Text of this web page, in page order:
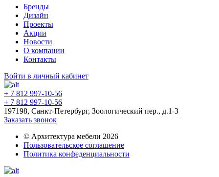
Бренды
Дизайн
Проекты
Акции
Новости
О компании
Контакты
Войти в личный кабинет
+ 7 812 997-10-56
+ 7 812 997-10-56
197198, Санкт-Петербург, Зоологический пер., д.1-3
Заказать звонок
© Архитектура мебели 2026
Пользовательское соглашение
Политика конфеденциальности